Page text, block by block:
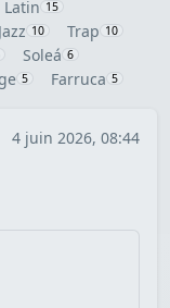
Latin 15
Jazz 10 Trap 10
Soleá 6
5 Farruca 5
4 juin 2026, 08:44